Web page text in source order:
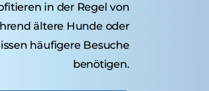
in der Regel von
ältere Hunde oder
häufigere Besuche
benötigen.